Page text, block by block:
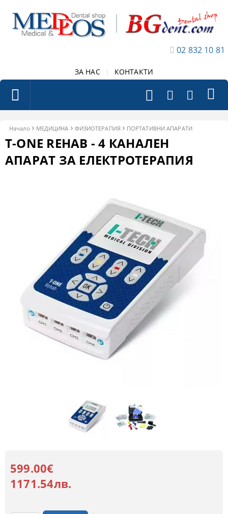
02 832 10 81
ЗА НАС КОНТАКТИ
Начало МЕДИЦИНА ФИЗИОТЕРАПИЯ ПОРТАТИВНИ АПАРАТИ
T-ONE REHAB - 4 КАНАЛЕН
АПАРАТ ЗА ЕЛЕКТРОТЕРАПИЯ
599.00€
1171.54лв.